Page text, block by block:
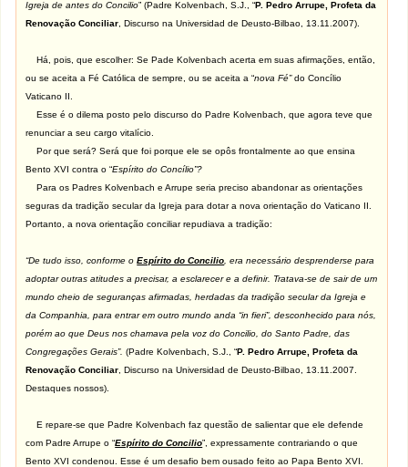
Igreja de antes do Concilio” (Padre Kolvenbach, S.J., “P. Pedro Arrupe, Profeta da
Renovação Conciliar , Discurso na Universidad de Deusto-Bilbao, 13.11.2007).
Há, pois, que escolher: Se Pade Kolvenbach acerta em suas afirmações, então,
ou se aceita a Fé Católica de sempre, ou se aceita a “nova Fé”do Concílio
Vaticano II.
Esse é o dilema posto pelo discurso do Padre Kolvenbach, que agora teve que
renunciar a seu cargo vitalício.
Por que será? Será que foi porque ele se opôs frontalmente ao que ensina
Bento XVI contra o “Espírito do Concílio”?
Para os Padres Kolvenbach e Arrupe seria preciso abandonar as orientações
seguras da tradição secular da Igreja para dotar a nova orientação do Vaticano II.
Portanto, a nova orientação conciliar repudiava a tradição:
“De tudo isso, conforme oEspírito do Concilio , era necessário desprenderse para
adoptar outras atitudes a precisar, a esclarecer e a definir. Tratava-se de sair de um
mundo cheio de seguranças afirmadas, herdadas da tradição secular da Igreja e
da Companhia, para entrar em outro mundo anda “in fieri”, desconhecido para nós,
porém ao que Deus nos chamava pela voz do Concilio, do Santo Padre, das
Congregações Gerais”.(Padre Kolvenbach, S.J., “P. Pedro Arrupe, Profeta da
Renovação Conciliar , Discurso na Universidad de Deusto-Bilbao, 13.11.2007.
Destaques nossos).
E repare-se que Padre Kolvenbach faz questão de salientar que ele defende
com Padre Arrupe o “Espírito do Concilio”, expressamente contrariando o que
Bento XVI condenou. Esse é um desafio bem ousado feito ao Papa Bento XVI.